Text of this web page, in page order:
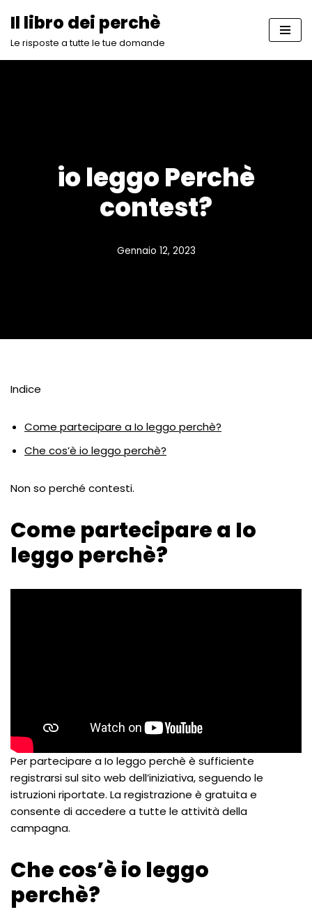
Vai
Il libro dei perchè
Le risposte a tutte le tue domande
io leggo Perchè
contest?
Gennaio 12, 2023
Indice
Come partecipare a Io leggo perchè?
Che cos’è io leggo perchè?
Non so perché contesti.
Come partecipare a Io
leggo perchè?
Per partecipare a Io leggo perchè è sufficiente
registrarsi sul sito web dell’iniziativa, seguendo le
istruzioni riportate. La registrazione è gratuita e
consente di accedere a tutte le attività della
campagna.
Che cos’è io leggo
perchè?